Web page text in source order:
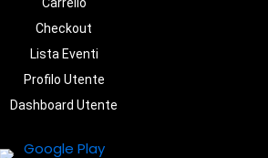
Checkout
Lista Eventi
Profilo Utente
Dashboard Utente